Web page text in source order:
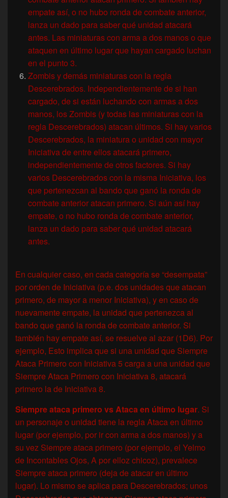
empate así, o no hubo ronda de combate anterior,
lanza un dado para saber qué unidad atacará
antes. Las miniaturas con arma a dos manos o que
ataquen en último lugar que hayan cargado luchan
en el punto 3.
Zombis y demás miniaturas con la regla
Descerebrados. Independientemente de si han
cargado, de si están luchando con armas a dos
manos, los Zombis (y todas las miniaturas con la
regla Descerebrados) atacan últimos. Si hay varios
Descerebrados, la miniatura o unidad con mayor
Iniciativa de entre ellos atacará primero,
independientemente de otros factores. Si hay
varios Descerebrados con la misma Iniciativa, los
que pertenezcan al bando que ganó la ronda de
combate anterior atacan primero. Si aún así hay
empate, o no hubo ronda de combate anterior,
lanza un dado para saber qué unidad atacará
antes.
En cualquier caso, en cada categoría se “desempata”
por orden de Iniciativa (p.e. dos unidades que atacan
primero, de mayor a menor Iniciativa), y en caso de
nuevamente empate, la unidad que pertenezca al
bando que ganó la ronda de combate anterior. Si
también hay empate así, se resuelve al azar (1D6). Por
ejemplo, Esto implica que si una unidad que Siempre
Ataca Primero con Iniciativa 5 carga a una unidad que
Siempre Ataca Primero con Iniciativa 8, atacará
primero la de Iniciativa 8.
Siempre ataca primero vs Ataca en último lugar. Si
un personaje o unidad tiene la regla Ataca en último
lugar (por ejemplo, por ir con arma a dos manos) y a
su vez Siempre ataca primero (por ejemplo, el Yelmo
de Incontables Ojos, A por elloz chicoz), prevalece
Siempre ataca primero (deja de atacar en último
lugar). Lo mismo se aplica para Descerebrados; unos